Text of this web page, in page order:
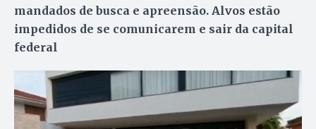
mandados de busca e apreensão. Alvos estão
impedidos de se comunicarem e sair da capital
federal